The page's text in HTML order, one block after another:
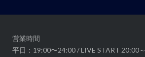
シ
ン
営業時間
平日：19:00〜24:00 / LIVE START 20:00～